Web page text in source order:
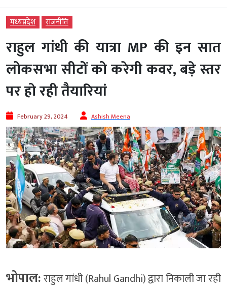
मध्‍यप्रदेश राजनीति
राहुल गांधी की यात्रा MP की इन सात
लोकसभा सीटों को करेगी कवर, बड़े स्तर
पर हो रही तैयारियां
February 29, 2024 Ashish Meena
भोपाल:राहुल गांधी (Rahul Gandhi) द्वारा निकाली जा रही